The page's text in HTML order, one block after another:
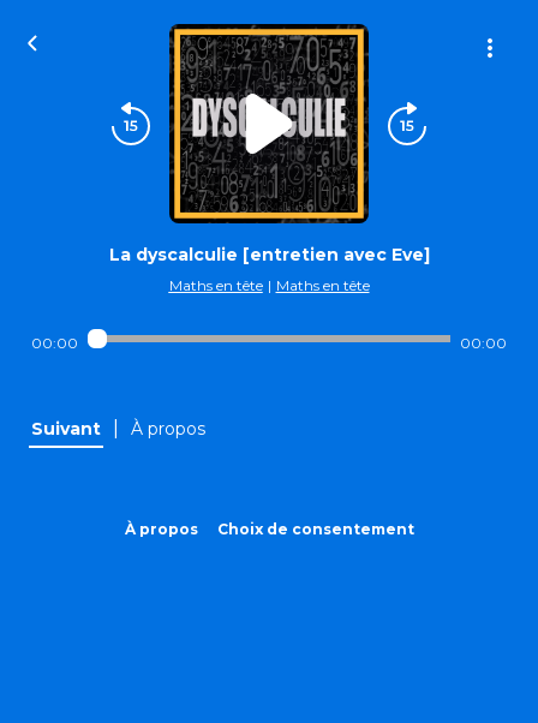
La dyscalculie [entretien avec Eve]
Maths en tête | Maths en tête
00:00 00:00
Suivant À propos
À propos Choix de consentement